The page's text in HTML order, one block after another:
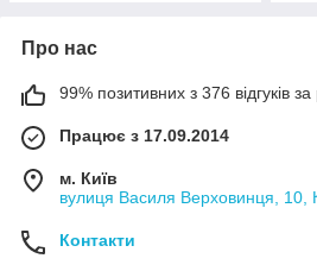
Про нас
99% позитивних з 376 відгуків за
Працює з 17.09.2014
м. Київ
вулиця Василя Верховинця, 10,
Контакти